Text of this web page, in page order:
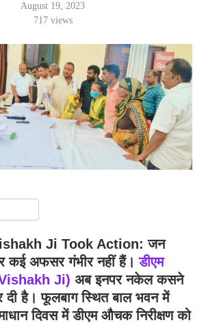
August 19, 2023
717views
Ji Took Action: जन
कई अफसर गंभीर नहीं हैं।डीएम
Ji) अब इनपर नकेल कसने
दी है। फूलबाग स्थित बाल भवन में
दिवस में डीएम औचक निरीक्षण को